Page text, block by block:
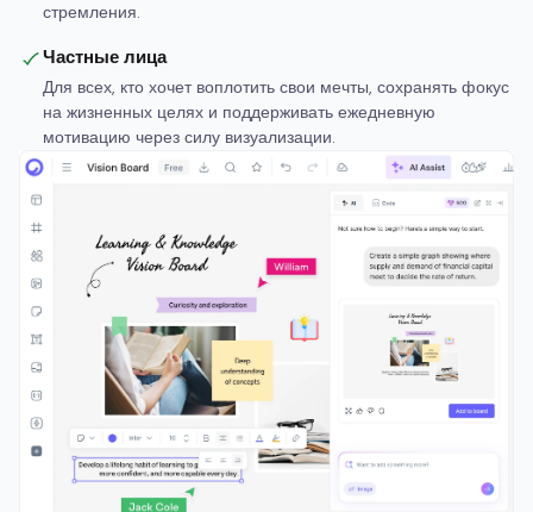
стремления.
Частные лица
Для всех, кто хочет воплотить свои мечты, сохранять фокус
на жизненных целях и поддерживать ежедневную
мотивацию через силу визуализации.